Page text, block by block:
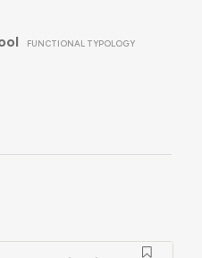
FUNCTIONAL TYPOLOGY